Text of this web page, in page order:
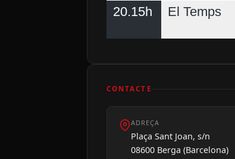
20.15h El Temps
CONTACTE
ADREÇA
Plaça Sant Joan, s/n
08600 Berga (Barcelona)